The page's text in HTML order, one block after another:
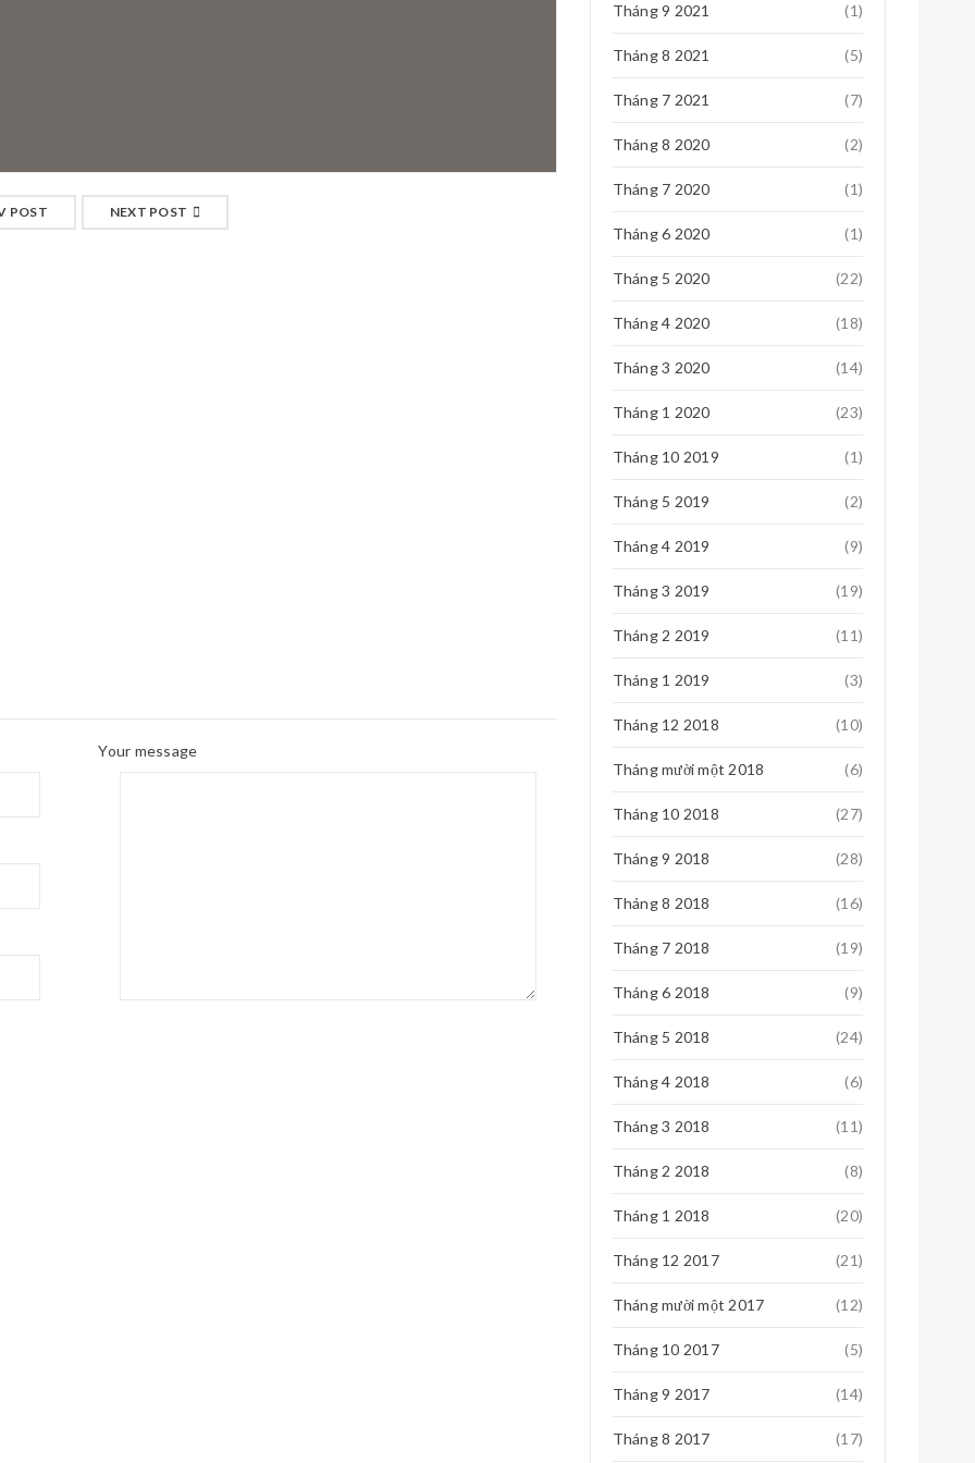
POST NEXT POST
Tiết Đồng hồ GPS đang
& Nhanh Chóng Bạn đang muốn reset
Your message
Tháng 9 2021 (1)
Tháng 8 2021 (5)
Tháng 7 2021 (7)
Tháng 8 2020 (2)
Tháng 7 2020 (1)
Tháng 6 2020 (1)
Tháng 5 2020 (22)
Tháng 4 2020 (18)
Tháng 3 2020 (14)
Tháng 1 2020 (23)
Tháng 10 2019 (1)
Tháng 5 2019 (2)
Tháng 4 2019 (9)
Tháng 3 2019 (19)
Tháng 2 2019 (11)
Tháng 1 2019 (3)
Tháng 12 2018 (10)
Tháng mười một 2018 (6)
Tháng 10 2018 (27)
Tháng 9 2018 (28)
Tháng 8 2018 (16)
Tháng 7 2018 (19)
Tháng 6 2018 (9)
Tháng 5 2018 (24)
Tháng 4 2018 (6)
Tháng 3 2018 (11)
Tháng 2 2018 (8)
Tháng 1 2018 (20)
Tháng 12 2017 (21)
Tháng mười một 2017 (12)
Tháng 10 2017 (5)
Tháng 9 2017 (14)
Tháng 8 2017 (17)